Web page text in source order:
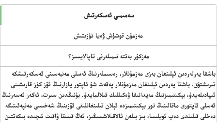
سەمىمىي ئەسكەرتىش
مەزمۇن قوشۇش ۋەيا تۈزىتىش
مەزكۇر بەتتە نىمىلەرنى تاپالايسىز؟
باشقا يەرلەردىن ئېلىنغان بەزى مەزمۇنلار، رەسىملەرنىڭ ئەسلى مەنبەسىنى ئەسكەرتىشكە
تىرىشتۇق. باشقا يەردىن ئېلىنغان مەزمۇنلار پەقەت شۇ ئاپتور يازارنىڭ ئۆز كۆز قارىشىنى
ئىپادىلەيدۇ، بېكىتىمىزنىڭ مەيدانىغا ۋەكىللىك قىلالمايدۇ. بۇنىڭدىن سىرت، ئەگەر ئەسەرنىڭ
ئەسلى ئاپتورى ماقالىنىڭ تور بېكىتىمىزدە ئېلان قىلىنغانلىقى ئۆزىنىڭ شەخسىي مەنپەئىتىگە
دەخلى قىلىندى دەپ ئويلىسا، بىز بىلەن ئالاقىلاشسىڭىز، ئەڭ قىسقا ۋاقىت ئىچىدە بىكەتتىن